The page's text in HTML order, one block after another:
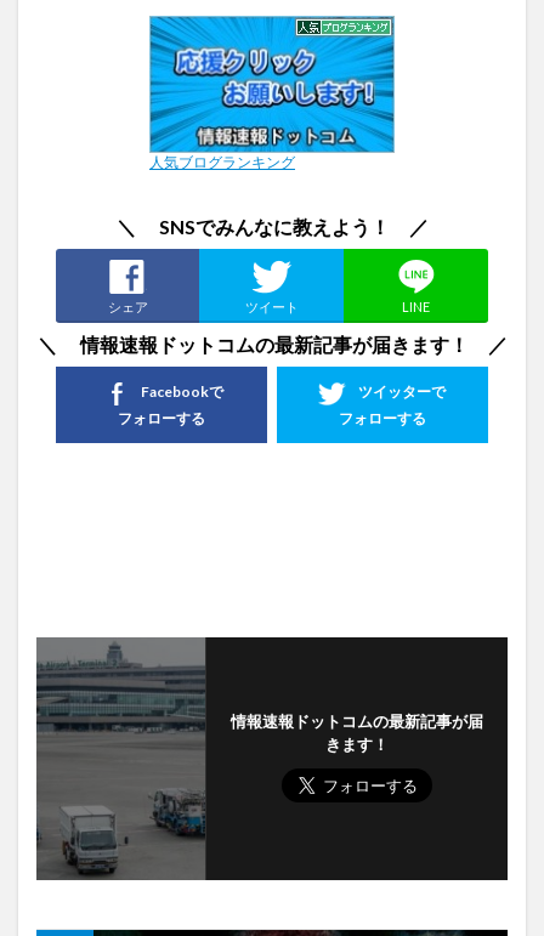
人気ブログランキング
＼ SNSでみんなに教えよう！ ／
シェア ツイート LINE
＼ 情報速報ドットコムの最新記事が届きます！ ／
ツイッターで
フォローする
Facebookで
フォローする
情報速報ドットコムの最新記事が届
きます！